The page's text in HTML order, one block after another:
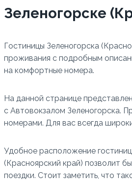
Зеленогорске
Гостиницы Зеленогорска
проживания с подробным
на комфортные номера.
На данной странице
с Автовокзалом Зеленогорска.
номерами. Для вас всегда
Удобное расположение
(Красноярский край) позволит
поездки. Стоит заметить, что